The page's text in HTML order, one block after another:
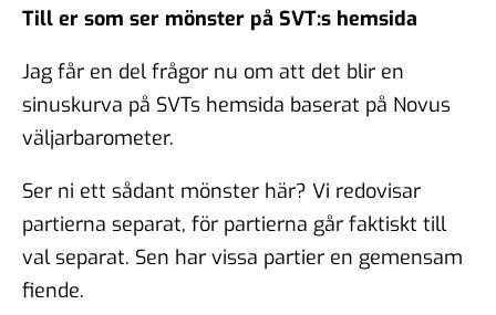
Till er som ser mönster på SVT:s hemsida
Jag får en del frågor nu om att det blir en
sinuskurva på SVTs hemsida baserat på Novus
väljarbarometer.
Ser ni ett sådant mönster här? Vi redovisar
partierna separat, för partierna går faktiskt till
val separat. Sen har vissa partier en gemensam
fiende.